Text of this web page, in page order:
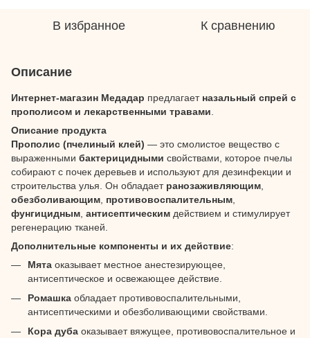
В избранное К сравнению
Описание
Интернет-магазин Медадар предлагает назальный спрей с
прополисом и лекарственными травами
Описание продукта
Прополис (пчелиный клей) — это смолистое вещество с
выраженными бактерицидными свойствами, которое пчелы
собирают с почек деревьев и используют для дезинфекции и
строительства улья. Он обладает ранозаживляющим
обезболивающим противовоспалительным
фунгицидным антисептическим действием и стимулирует
регенерацию тканей.
Дополнительные компоненты и их действие:
Мята оказывает местное анестезирующее,
антисептическое и освежающее действие.
Ромашка обладает противовоспалительными,
антисептическими и обезболивающими свойствами.
Кора дуба оказывает вяжущее, противовоспалительное и